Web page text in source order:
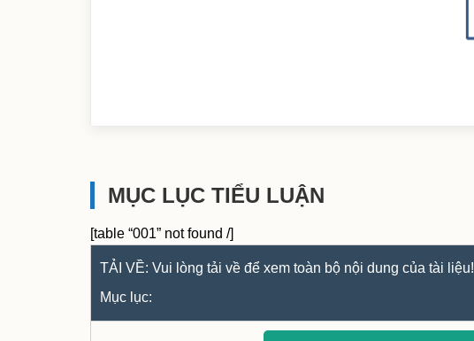
MỤC LỤC TIỂU LUẬN
[table “001” not found /]
TẢI VỀ: Vui lòng tải về để xem toàn bộ nội dung của tài liệu!
Mục lục: